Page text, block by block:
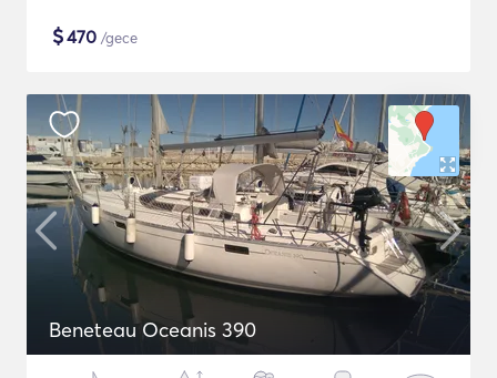
$470 /gece
Beneteau Oceanis 390